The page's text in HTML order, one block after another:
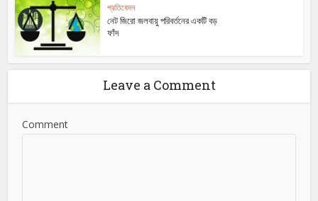
প্রতিবেদন
নেট জিরো জলবায়ু পরিবর্তনের একটি বড়
ফাঁদ
Leave a Comment
Comment